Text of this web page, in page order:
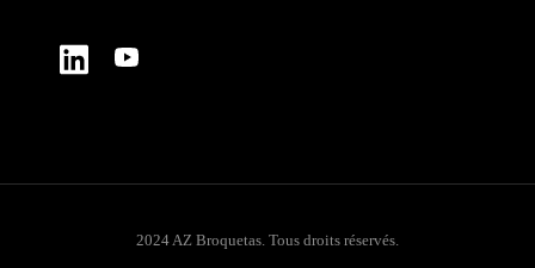
2024 AZ Broquetas. Tous droits réservés.